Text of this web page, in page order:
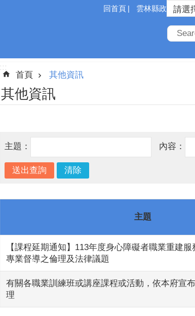
回首頁 雲林縣政府
:::
首頁 其他資訊
其他資訊
主題： 內容：
主題
【課程延期通知】113年度身心障礙者職業重建
專業督導之倫理及法律議題
有關各職業訓練班或講座課程或活動，依本府宣
理